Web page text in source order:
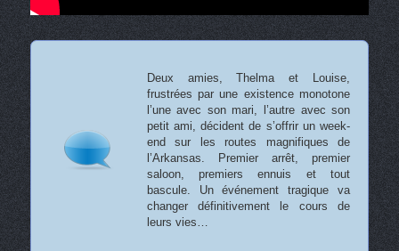
Deux amies, Thelma et Louise,
frustrées par une existence monotone
l’une avec son mari, l’autre avec son
petit ami, décident de s’offrir un week-
end sur les routes magnifiques de
l’Arkansas. Premier arrêt, premier
saloon, premiers ennuis et tout
bascule. Un événement tragique va
changer définitivement le cours de
leurs vies…